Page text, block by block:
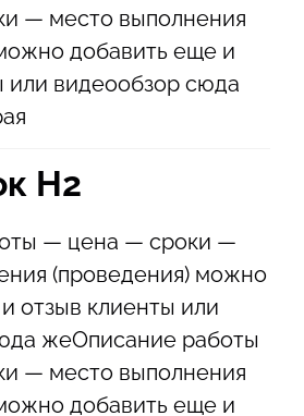
— место выполнения
добавить еще и
или видеообзор сюда
Н2
— цена — сроки —
(проведения) можно
отзыв клиенты или
жеОписание работы
— место выполнения
добавить еще и